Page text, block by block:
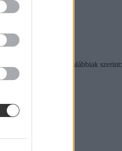
osztályzataiból az alábbiak szerint: